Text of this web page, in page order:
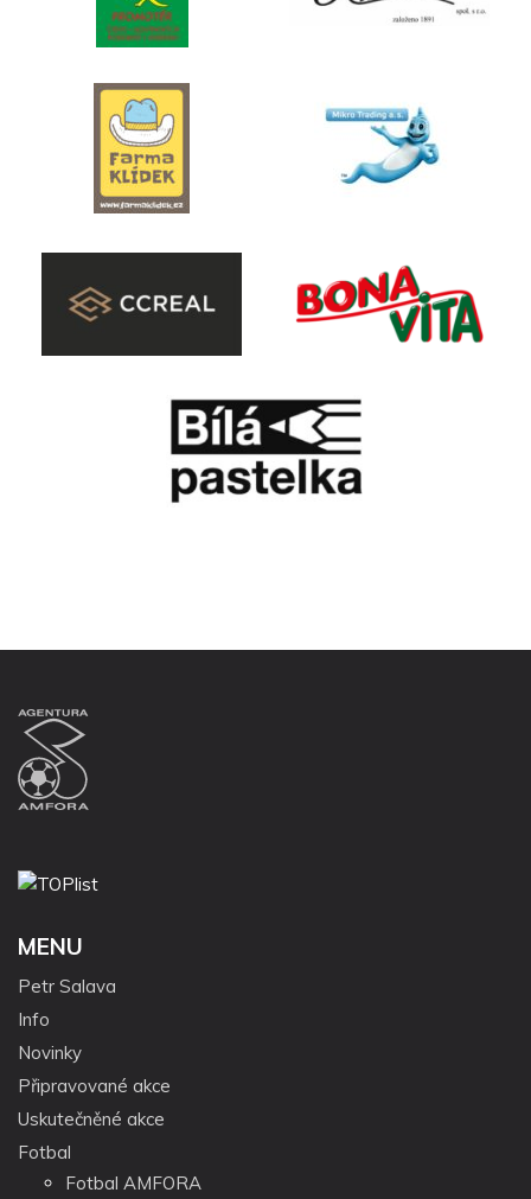
MENU
Petr Salava
Info
Novinky
Připravované akce
Uskutečněné akce
Fotbal
Fotbal AMFORA